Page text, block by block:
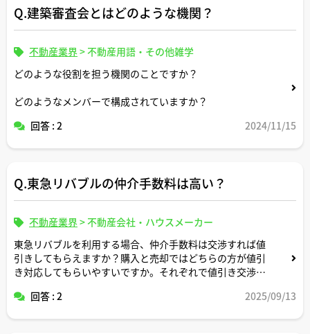
Q.建築審査会とはどのような機関？
不動産業界>不動産用語・その他雑学
どのような役割を担う機関のことですか？
どのようなメンバーで構成されていますか？
回答 : 2
2024/11/15
Q.東急リバブルの仲介手数料は高い？
不動産業界>不動産会社・ハウスメーカー
東急リバブルを利用する場合、仲介手数料は交渉すれば値
引きしてもらえますか？購入と売却ではどちらの方が値引
き対応してもらいやすいですか。それぞれで値引き交渉し
回答 : 2 2025/09/13